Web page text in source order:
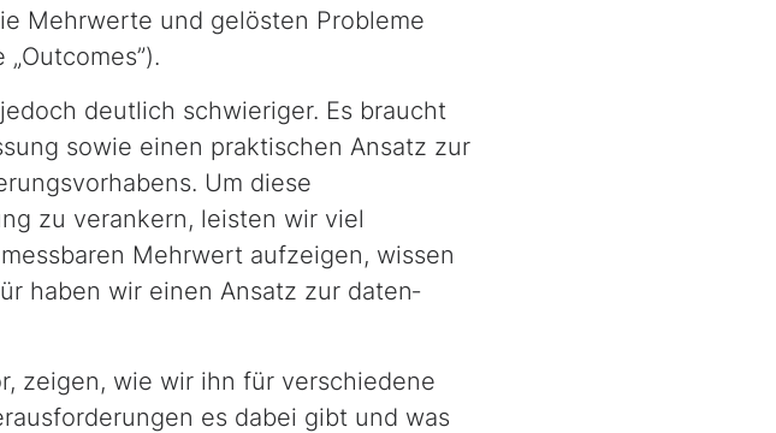
Mehrwerte und gelösten Probleme
„Outcomes”).
deutlich schwieriger. Es braucht
sowie einen praktischen Ansatz zur
Um diese
zu verankern, leisten wir viel
Mehrwert aufzeigen, wissen
haben wir einen Ansatz zur daten­
zeigen, wie wir ihn für verschiedene
es dabei gibt und was